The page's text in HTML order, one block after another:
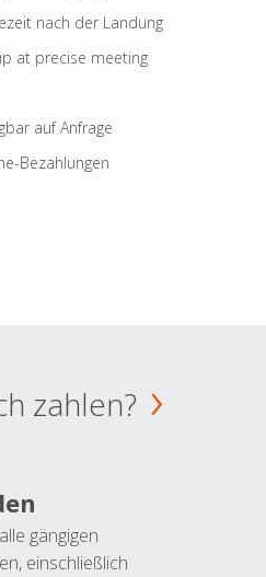
nach der Landung
at precise meeting
auf Anfrage
Bezahlungen
zahlen?
gängigen
einschließlich